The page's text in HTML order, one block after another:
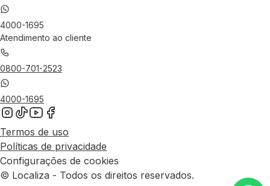
4000-1695
Atendimento ao cliente
0800-701-2523
4000-1695
Termos de uso
Políticas de privacidade
Configurações de cookies
© Localiza - Todos os direitos reservados.